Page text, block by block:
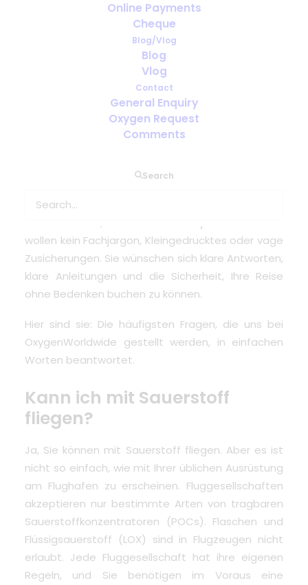
Online Payments
Cheque
Blog/Vlog
Blog
Vlog
Contact
General Enquiry
Oxygen Request
Comments
Search
Wenn Sie eine Reise planen und auf medizinischen
wahrscheinlich schon viele Fragen durch den Kopf.
wollen kein Fachjargon, Kleingedrucktes oder vage
Zusicherungen. Sie wünschen sich klare Antworten,
klare Anleitungen und die Sicherheit, Ihre Reise
ohne Bedenken buchen zu können.
Hier sind sie: Die häufigsten Fragen, die uns bei
OxygenWorldwide gestellt werden, in einfachen
Worten beantwortet.
Kann ich mit Sauerstoff
fliegen?
Ja, Sie können mit Sauerstoff fliegen. Aber es ist
nicht so einfach, wie mit Ihrer üblichen Ausrüstung
am Flughafen zu erscheinen. Fluggesellschaften
akzeptieren nur bestimmte Arten von tragbaren
Sauerstoffkonzentratoren (POCs). Flaschen und
Flüssigsauerstoff (LOX) sind in Flugzeugen nicht
erlaubt. Jede Fluggesellschaft hat ihre eigenen
Regeln, und Sie benötigen im Voraus eine